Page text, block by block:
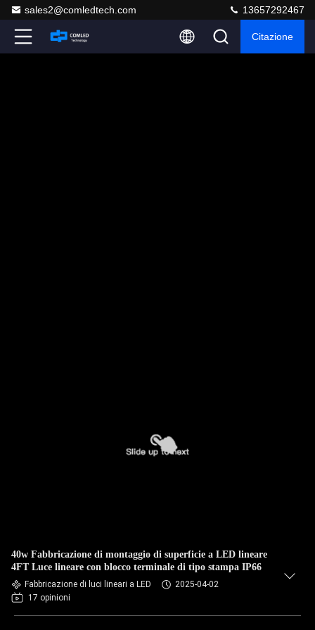
sales2@comledtech.com 13657292467
Citazione
40w Fabbricazione di montaggio di superficie a LED lineare
4FT Luce lineare con blocco terminale di tipo stampa IP66
Fabbricazione di luci lineari a LED
2025-04-02
17 opinioni